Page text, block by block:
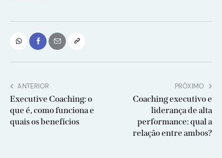
ANTERIOR
Executive Coaching: o
que é, como funciona e
quais os benefícios
PRÓXIMO
Coaching executivo e
liderança de alta
performance: qual a
relação entre ambos?